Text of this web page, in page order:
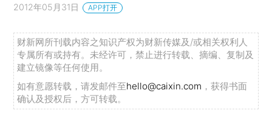
2012年05月31日 APP打开
财新网所刊载内容之知识产权为财新传媒及/或相关权利人
专属所有或持有。未经许可，禁止进行转载、摘编、复制及
建立镜像等任何使用。
如有意愿转载，请发邮件至hello@caixin.com ，获得书面
确认及授权后，方可转载。